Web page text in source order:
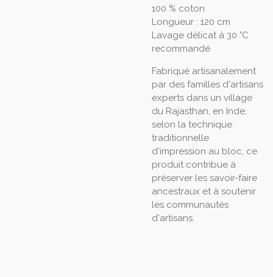
100 % coton
Longueur : 120 cm
Lavage délicat à 30 °C
recommandé
Fabriqué artisanalement
par des familles d'artisans
experts dans un village
du Rajasthan, en Inde,
selon la technique
traditionnelle
d'impression au bloc, ce
produit contribue à
préserver les savoir-faire
ancestraux et à soutenir
les communautés
d'artisans.